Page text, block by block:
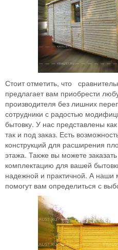
Стоит отметить, что
предлагает вам приобрести
производителя без лишних
сотрудники с радостью
бытовку. У нас представлены
так и под заказ. Есть
конструкций для расширения
этажа. Также вы можете
комплектацию для вашей
надежной и практичной. А наши
помогут вам определиться с